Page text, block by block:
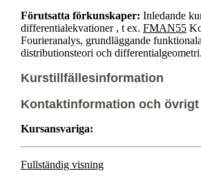
Förutsatta förkunskaper: Inledande
differentialekvationer , t ex. FMAN55
Fourieranalys, grundläggande
distributionsteori och differentialgeometri.
Kurstillfällesinformation
Kontaktinformation och övrigt
Kursansvariga:
Fullständig visning